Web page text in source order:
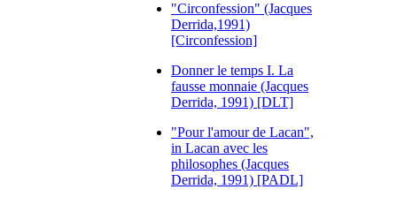
"Circonfession" (Jacques
Derrida,1991)
[Circonfession]
Donner le temps I. La
fausse monnaie (Jacques
Derrida, 1991) [DLT]
"Pour l'amour de Lacan",
in Lacan avec les
philosophes (Jacques
Derrida, 1991) [PADL]